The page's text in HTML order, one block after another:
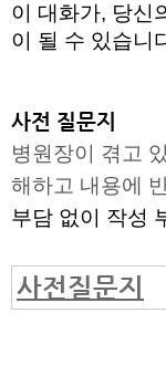
이 대화가, 당신
이 될 수 있습니
사전 질문지
병원장이 겪고
해하고 내용에
부담 없이 작성
사전질문지